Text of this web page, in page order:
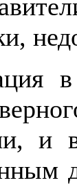
и